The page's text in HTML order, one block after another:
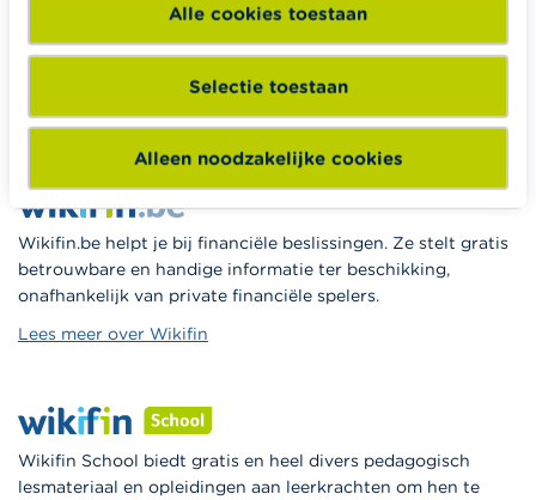
Alle cookies toestaan
Selectie toestaan
Alleen noodzakelijke cookies
Pensioen en pensioenvoorbereiding
Belasting, werk en inkomen
Woning en hypothecaire lening
Wikifin.be helpt je bij financiële beslissingen. Ze stelt gratis
betrouwbare en handige informatie ter beschikking,
onafhankelijk van private financiële spelers.
Lees meer over Wikifin
Wikifin School biedt gratis en heel divers pedagogisch
lesmateriaal en opleidingen aan leerkrachten om hen te